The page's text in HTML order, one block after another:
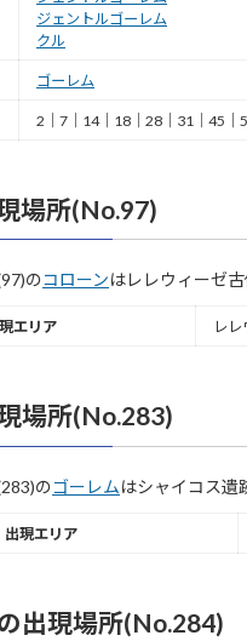
ジェントルゴーレム
クル
ゴーレム
2｜7｜14｜18｜28｜31｜45｜
場所(No.97)
のコローンはレレウィーゼ古
エリア レ
場所(No.283)
のゴーレムはシャイコス遺
出現エリア
出現場所(No.284)